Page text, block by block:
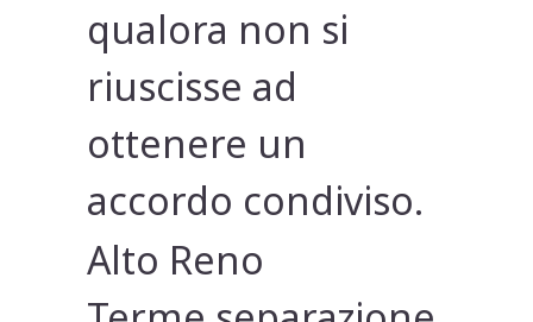
qualora non si
riuscisse ad
ottenere un
accordo condiviso.
Alto Reno